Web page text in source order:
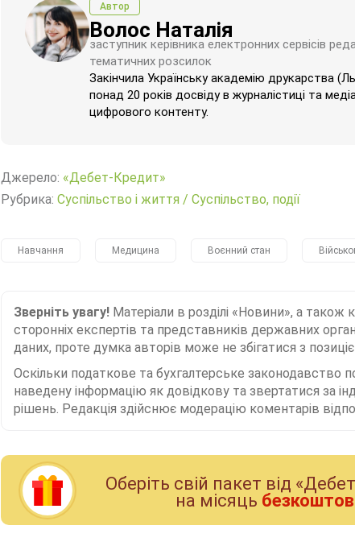
Автор
Волос Наталія
заступник керівника електронних сервісів
тематичних розсилок
Закінчила Українську академію друкарства
понад 20 років досвіду в журналістиці та
цифрового контенту.
Джерело: «Дебет-Кредит»
Рубрика: Суспільство і життя / Суспільство, події
Навчання Медицина Воєнний стан
Зверніть увагу! Матеріали в розділі «Новини», а також
сторонніх експертів та представників державних
даних, проте думка авторів може не збігатися з
Оскільки податкове та бухгалтерське
наведену інформацію як довідкову та звертатися за
рішень. Редакція здійснює модерацію коментарів
Оберiть свiй пакет вiд
на мiсяць